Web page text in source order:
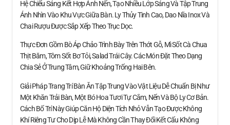
Hệ Chiếu Sáng Kết Hợp Ánh Nến, Tạo Nhiều Lớp Sáng Và Tập Trung
Ánh Nhìn Vào Khu Vực Giữa Bàn. Ly Thủy Tinh Cao, Dao Nĩa Inox Và
Chai Rượu Được Sắp Xếp Theo Trục Dọc.
Thực Đơn Gồm Bò Áp Chảo Trình Bày Trên Thớt Gỗ, Mì Sốt Cà Chua
Thịt Băm, Tôm Sốt Bơ Tỏi, Salad Trái Cây. Các Món Đặt Theo Dạng
Chia Sẻ Ở Trung Tâm, Giữ Khoảng Trống Hai Bên.
Giải Pháp Trang Trí Bàn Ăn Tập Trung Vào Vật Liệu Dễ Chuẩn Bị Như
Một Khăn Trải Bàn, Một Bó Hoa Tươi Tự Cắm, Nến Và Bộ Ly Cơ Bản.
Cách Bố Trí Này Giúp Căn Hộ Diện Tích Nhỏ Vẫn Tạo Được Không
Khí Riêng Tư Cho Dịp Lễ Mà Không Cần Thay Đổi Kết Cấu Không